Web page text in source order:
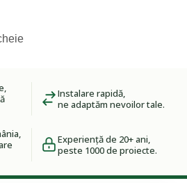
Instalare rapidă,
ne adaptăm nevoilor tale.
Experiență de 20+ ani,
peste 1000 de proiecte.